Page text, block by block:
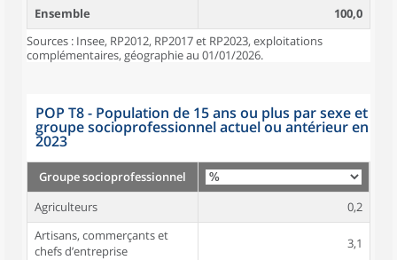
Ensemble
100,0
Sources : Insee, RP2012, RP2017 et RP2023, exploitations
complémentaires, géographie au 01/01/2026.
POP T8 - Population de 15 ans ou plus par sexe et
groupe socioprofessionnel actuel ou antérieur en
2023
Groupe socioprofessionnel
Agriculteurs
0,2
Artisans, commerçants et
chefs d’entreprise
3,1